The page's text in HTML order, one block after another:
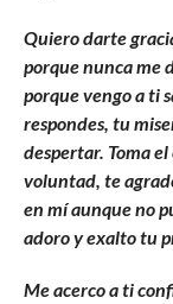
Quiero darte
porque nunca me
porque vengo a ti
respondes, tu
despertar. Toma
voluntad, te
en mí aunque no
adoro y exalto tu
Me acerco a ti